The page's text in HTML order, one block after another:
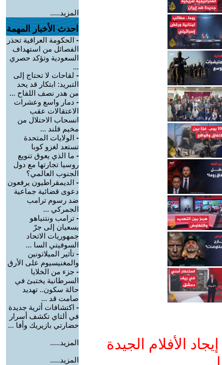
الأفلام الجيدة
المزيد.....
احدث الأخبار المهمة
- الحكومة العراقية تحذر
الفصائل من استهداف
السعودية وتؤكد حصري
...
- لقاحات لا تحتاج إلى
التبريد: ابتكار قد يحد
من هدر نصف اللقاح ...
- دمار واسع وعشرات
الاعتقالات عقب
انسحاب الاحتلال من
مخيم قلند ...
- الولايات المتحدة
تستعد لغزو كوبا
- ما الذي يعوق تنويع
روسيا تجارتها مع دول
الجنوب العالمي؟
- الديمقراطيون يرفعون
دعوى قضائية جماعية
ضد رسوم ترامب
الجمركي ...
- ترامب ونتنياهو
يسعيان إلى جرّ
جمهوريات الاتحاد
السوفيتي السا ...
- تأثير الميلاتونين
والمغنيسيوم على الأرق
- جزء من الخلايا
السرطانية يختبئ في
حالة سكون.. تهديد
صامت قد ...
- اكتشافات أثرية جديدة
في ألتاي تكشف أسرار
حضارتي بازيريك وأفا ...
المزيد.....
المزيد.....